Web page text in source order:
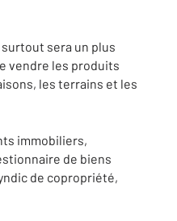
sera un plus
vendre les produits
les terrains et les
immobiliers,
de biens
de copropriété,